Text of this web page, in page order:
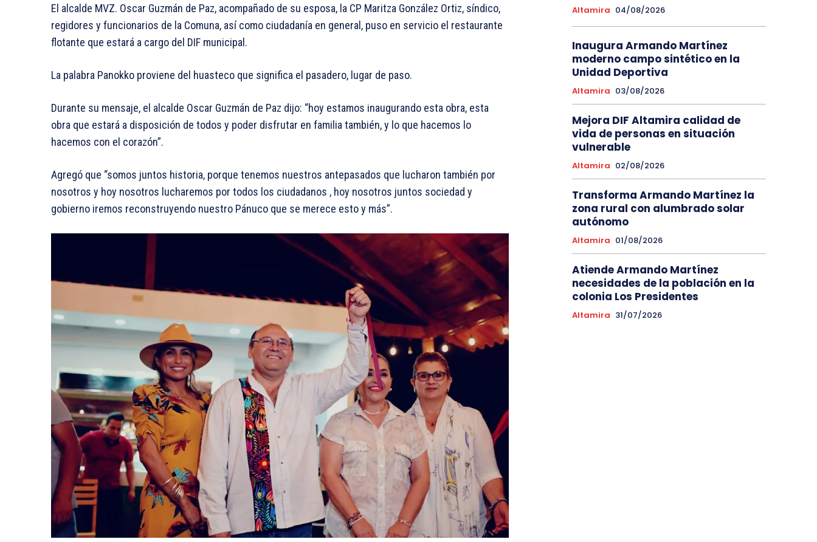
El alcalde MVZ. Oscar Guzmán de Paz, acompañado de su esposa, la CP Maritza González Ortiz, síndico,
regidores y funcionarios de la Comuna, así como ciudadanía en general, puso en servicio el restaurante
flotante que estará a cargo del DIF municipal.
La palabra Panokko proviene del huasteco que significa el pasadero, lugar de paso.
Durante su mensaje, el alcalde Oscar Guzmán de Paz dijo: “hoy estamos inaugurando esta obra, esta
obra que estará a disposición de todos y poder disfrutar en familia también, y lo que hacemos lo
hacemos con el corazón”.
Agregó que “somos juntos historia, porque tenemos nuestros antepasados que lucharon también por
nosotros y hoy nosotros lucharemos por todos los ciudadanos , hoy nosotros juntos sociedad y
gobierno iremos reconstruyendo nuestro Pánuco que se merece esto y más”.
Altamira 04/08/2026
Inaugura Armando Martínez
moderno campo sintético en la
Unidad Deportiva
Altamira 03/08/2026
Mejora DIF Altamira calidad de
vida de personas en situación
vulnerable
Altamira 02/08/2026
Transforma Armando Martínez la
zona rural con alumbrado solar
autónomo
Altamira 01/08/2026
Atiende Armando Martínez
necesidades de la población en la
colonia Los Presidentes
Altamira 31/07/2026